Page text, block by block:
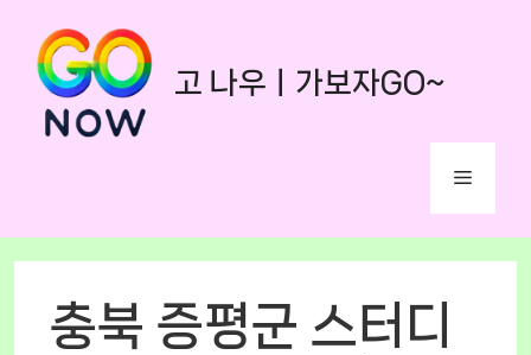
content
고 나우ㅣ가보자GO~
Menu
충북 증평군 스터디